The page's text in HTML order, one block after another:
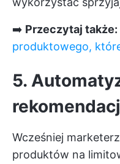
➡️ Przeczytaj także:
produktowego,
5.
Wcześniej
produktów na